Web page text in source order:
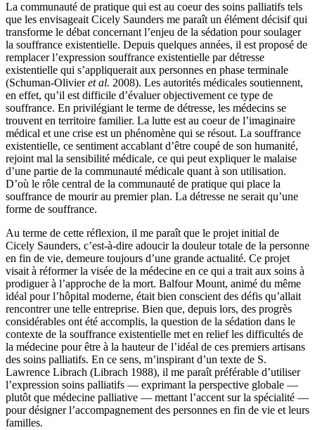
La communauté de pratique qui est au coeur des soins palliatifs tels
que les envisageait Cicely Saunders me paraît un élément décisif qui
transforme le débat concernant l’enjeu de la sédation pour soulager
la souffrance existentielle. Depuis quelques années, il est proposé de
remplacer l’expression souffrance existentielle par détresse
existentielle qui s’appliquerait aux personnes en phase terminale
(Schuman-Olivieret al. 2008). Les autorités médicales soutiennent,
en effet, qu’il est difficile d’évaluer objectivement ce type de
souffrance. En privilégiant le terme de détresse, les médecins se
trouvent en territoire familier. La lutte est au coeur de l’imaginaire
médical et une crise est un phénomène qui se résout. La souffrance
existentielle, ce sentiment accablant d’être coupé de son humanité,
rejoint mal la sensibilité médicale, ce qui peut expliquer le malaise
d’une partie de la communauté médicale quant à son utilisation.
D’où le rôle central de la communauté de pratique qui place la
souffrance de mourir au premier plan. La détresse ne serait qu’une
forme de souffrance.
Au terme de cette réflexion, il me paraît que le projet initial de
Cicely Saunders, c’est-à-dire adoucir la douleur totale de la personne
en fin de vie, demeure toujours d’une grande actualité. Ce projet
visait à réformer la visée de la médecine en ce qui a trait aux soins à
prodiguer à l’approche de la mort. Balfour Mount, animé du même
idéal pour l’hôpital moderne, était bien conscient des défis qu’allait
rencontrer une telle entreprise. Bien que, depuis lors, des progrès
considérables ont été accomplis, la question de la sédation dans le
contexte de la souffrance existentielle met en relief les difficultés de
la médecine pour être à la hauteur de l’idéal de ces premiers artisans
des soins palliatifs. En ce sens, m’inspirant d’un texte de S.
Lawrence Librach (Librach 1988), il me paraît préférable d’utiliser
l’expression soins palliatifs — exprimant la perspective globale —
plutôt que médecine palliative — mettant l’accent sur la spécialité —
pour désigner l’accompagnement des personnes en fin de vie et leurs
familles.